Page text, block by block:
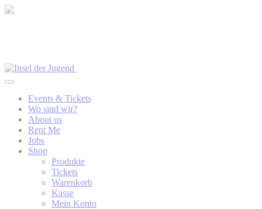
Events & Tickets
Wo sind wir?
About us
Rent Me
Jobs
Shop
Produkte
Tickets
Warenkorb
Kasse
Mein Konto